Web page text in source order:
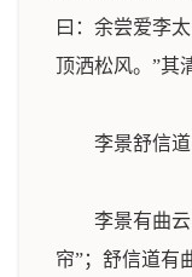
曰：余尝爱李
顶洒松风。”其
李景舒信道
李景有曲云
帘”；舒信道有